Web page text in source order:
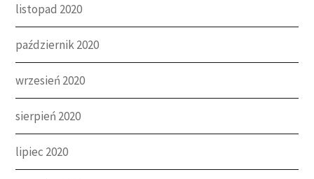
listopad 2020
październik 2020
wrzesień 2020
sierpień 2020
lipiec 2020